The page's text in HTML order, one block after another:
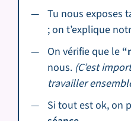
Tu nous exposes
; on t’explique
On vérifie que le
nous. (C’est
travailler
Si tout est ok, on